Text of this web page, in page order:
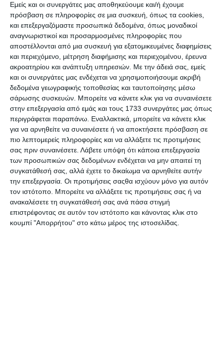
Εμείς και οι συνεργάτες μας αποθηκεύουμε και/ή έχουμε
πρόσβαση σε πληροφορίες σε μια συσκευή, όπως τα cookies,
και επεξεργαζόμαστε προσωπικά δεδομένα, όπως μοναδικοί
αναγνωριστικοί και προσαρμοσμένες πληροφορίες που
αποστέλλονται από μια συσκευή για εξατομικευμένες διαφημίσεις
και περιεχόμενο, μέτρηση διαφήμισης και περιεχομένου, έρευνα
ακροατηρίου και ανάπτυξη υπηρεσιών. Με την άδειά σας, εμείς
και οι συνεργάτες μας ενδέχεται να χρησιμοποιήσουμε ακριβή
δεδομένα γεωγραφικής τοποθεσίας και ταυτοποίησης μέσω
σάρωσης συσκευών. Μπορείτε να κάνετε κλικ για να συναινέσετε
στην επεξεργασία από εμάς και τους 1733 συνεργάτες μας όπως
περιγράφεται παραπάνω. Εναλλακτικά, μπορείτε να κάνετε κλικ
για να αρνηθείτε να συναινέσετε ή να αποκτήσετε πρόσβαση σε
πιο λεπτομερείς πληροφορίες και να αλλάξετε τις προτιμήσεις
σας πριν συναινέσετε. Λάβετε υπόψη ότι κάποια επεξεργασία
των προσωπικών σας δεδομένων ενδέχεται να μην απαιτεί τη
συγκατάθεσή σας, αλλά έχετε το δικαίωμα να αρνηθείτε αυτήν
την επεξεργασία. Οι προτιμήσεις σαςθα ισχύουν μόνο για αυτόν
τον ιστότοπο. Μπορείτε να αλλάξετε τις προτιμήσεις σας ή να
ανακαλέσετε τη συγκατάθεσή σας ανά πάσα στιγμή
επιστρέφοντας σε αυτόν τον ιστότοπο και κάνοντας κλικ στο
κουμπί "Απορρήτου" στο κάτω μέρος της ιστοσελίδας.
Θήκη για κάρτες μεταλλική
Osco με πλέγμα ασημί 4449
Διαθέσιμο
1,40€
Θήκη για κάρτες μεταλλική
Osco με πλέγμα μαύρη 0941
Λίγα τεμάχια διαθέσιμα!
1,40€